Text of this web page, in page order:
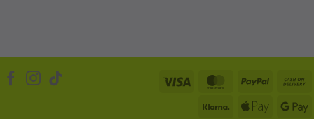
Visa MasterCard
PayPal
KlarnaApple